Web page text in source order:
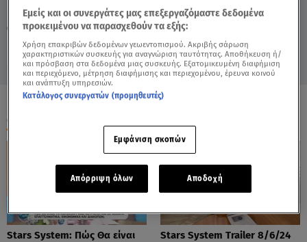
Παρασκευή 7 Αυγούστου 2026
21.07.21, 11:25 ΖΩΔΙΑ
ΟΛΑ ΤΑ ΒΙΝΤΕΟ
Stars System: Πώς Θα είναι
Stars System Trailer 8/6/24
Εμείς και οι συνεργάτες μας επεξεργαζόμαστε δεδομένα
προκειμένου να παρασχεθούν τα εξής:
Χρήση επακριβών δεδομένων γεωεντοπισμού. Ακριβής σάρωση
χαρακτηριστικών συσκευής για αναγνώριση ταυτότητας. Αποθήκευση ή/
και πρόσβαση στα δεδομένα μιας συσκευής. Εξατομικευμένη διαφήμιση
και περιεχόμενο, μέτρηση διαφήμισης και περιεχομένου, έρευνα κοινού
και ανάπτυξη υπηρεσιών.
Κατάλογος συνεργατών (προμηθευτές)
Εμφάνιση σκοπών
Απόρριψη όλων Αποδοχή